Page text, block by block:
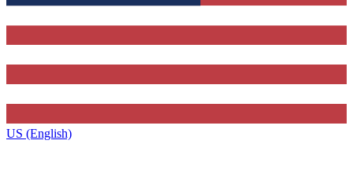
US (English)